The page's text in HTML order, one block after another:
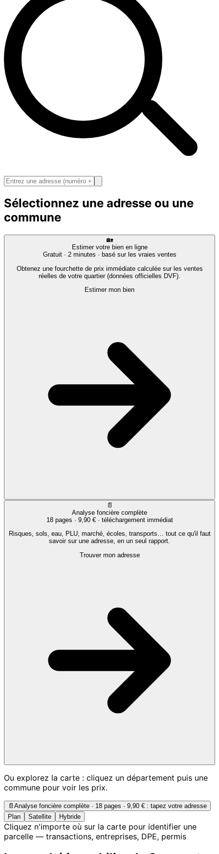
Sélectionnez une adresse ou une
commune
🏡
Estimer votre bien en ligne
Gratuit · 2 minutes · basé sur les vraies ventes
Obtenez une fourchette de prix immédiate calculée sur les ventes
réelles de votre quartier (données officielles DVF).
Estimer mon bien
📄
Analyse foncière complète
18 pages · 9,90 €· téléchargement immédiat
Risques, sols, eau, PLU, marché, écoles, transports… tout ce qu'il faut
savoir sur une adresse, en un seul rapport.
Trouver mon adresse
Ou explorez la carte : cliquez un département puis une
commune pour voir les prix.
📄 Analyse foncière complète · 18 pages · 9,90 € : tapez votre adresse
Plan
Satellite Hybride
Cliquez n'importe où sur la carte pour identifier une
parcelle — transactions, entreprises, DPE, permis